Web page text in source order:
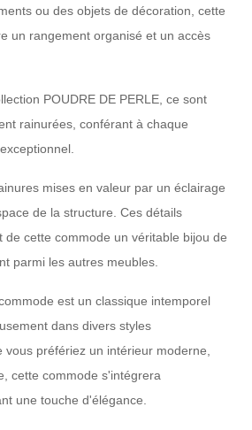
ou des objets de décoration, cette
un rangement organisé et un accès
POUDRE DE PERLE, ce sont
rainurées, conférant à chaque
mises en valeur par un éclairage
de la structure. Ces détails
de cette commode un véritable bijou de
parmi les autres meubles.
est un classique intemporel
dans divers styles
préfériez un intérieur moderne,
cette commode s'intégrera
une touche d'élégance.